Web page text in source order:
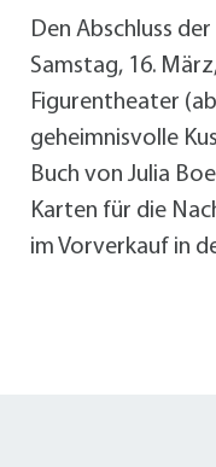
Den Abschluss
Samstag, 16.
Figurentheater
geheimnisvolle
Buch von Julia
Karten für die
im Vorverkauf in